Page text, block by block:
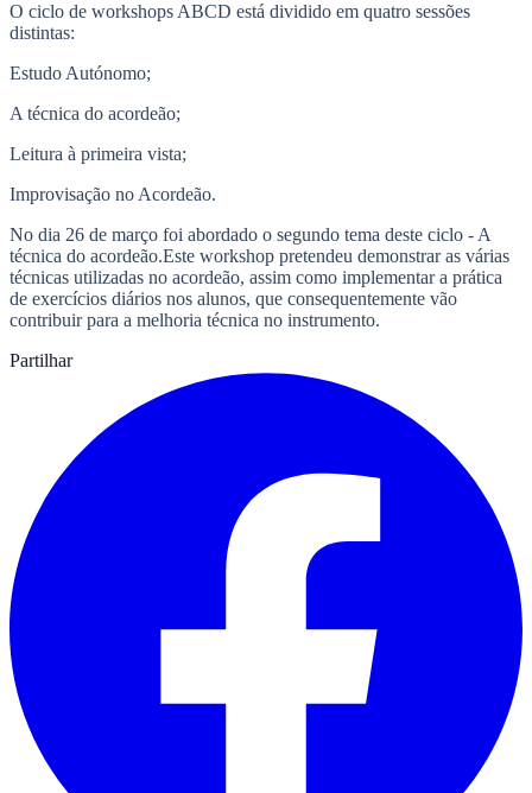
O ciclo de workshops ABCD está dividido em quatro sessões
distintas:
Estudo Autónomo;
A técnica do acordeão;
Leitura à primeira vista;
Improvisação no Acordeão.
No dia 26 de março foi abordado o segundo tema deste ciclo - A
técnica do acordeão.Este workshop pretendeu demonstrar as várias
técnicas utilizadas no acordeão, assim como implementar a prática
de exercícios diários nos alunos, que consequentemente vão
contribuir para a melhoria técnica no instrumento.
Partilhar